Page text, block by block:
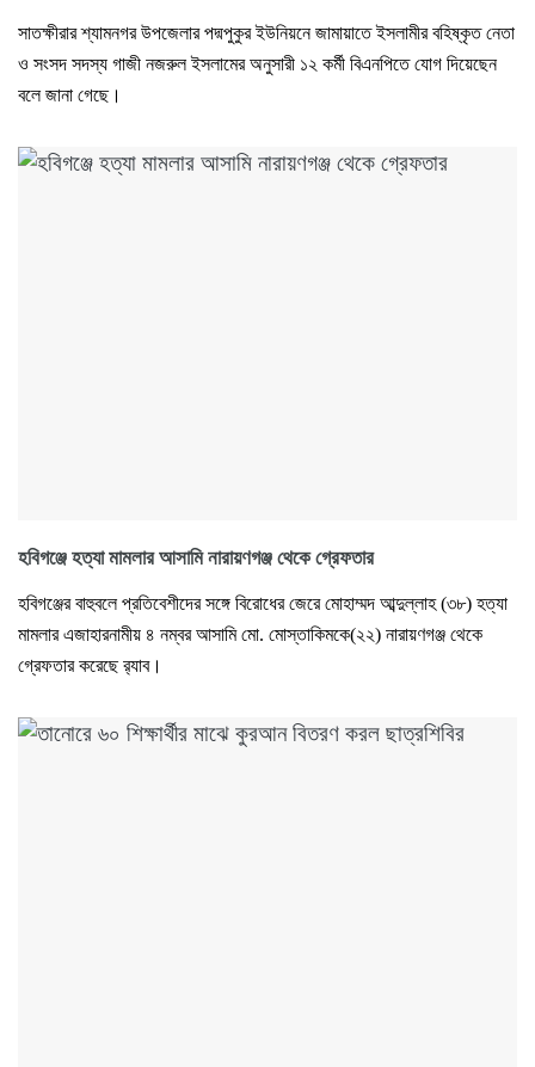
সাতক্ষীরার শ্যামনগর উপজেলার পদ্মপুকুর ইউনিয়নে জামায়াতে ইসলামীর বহিষ্কৃত নেতা
ও সংসদ সদস্য গাজী নজরুল ইসলামের অনুসারী ১২ কর্মী বিএনপিতে যোগ দিয়েছেন
বলে জানা গেছে।
হবিগঞ্জে হত্যা মামলার আসামি নারায়ণগঞ্জ থেকে গ্রেফতার
হবিগঞ্জের বাহুবলে প্রতিবেশীদের সঙ্গে বিরোধের জেরে মোহাম্মদ আব্দুল্লাহ (৩৮) হত্যা
মামলার এজাহারনামীয় ৪ নম্বর আসামি মো. মোস্তাকিমকে(২২) নারায়ণগঞ্জ থেকে
গ্রেফতার করেছে র‌্যাব।